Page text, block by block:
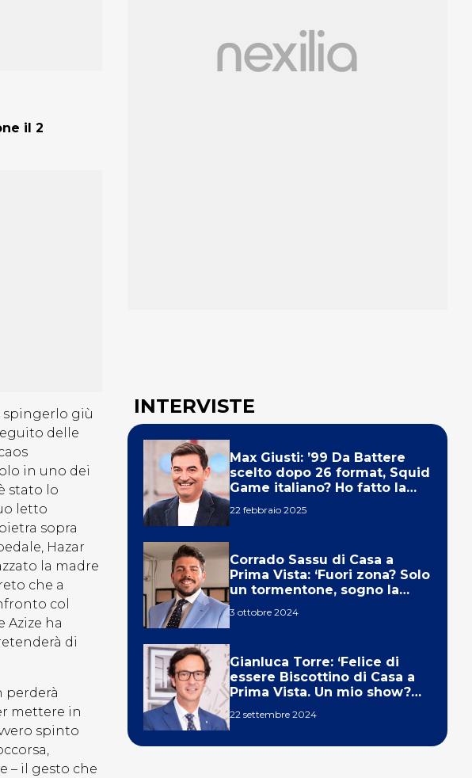
il 2
spingerlo giù
delle
in uno dei
stato lo
letto
sopra
Hazar
la madre
che a
col
Azize ha
di
perderà
mettere in
spinto
– il gesto che
INTERVISTE
Max Giusti: ’99 Da Battere
scelto dopo 26 format, Squid
Game italiano? Ho fatto la
22 febbraio 2025
Corrado Sassu di Casa a
Prima Vista: ‘Fuori zona? Solo
un tormentone, sogno la
3 ottobre 2024
Gianluca Torre: ‘Felice di
essere Biscottino di Casa a
Prima Vista. Un mio show?
22 settembre 2024